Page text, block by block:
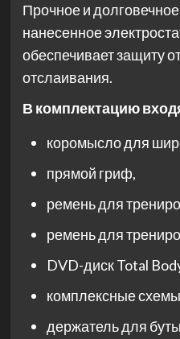
Прочное и
нанесенное
обеспечивает защиту
отслаивания.
В комплектацию
коромысло для
прямой гриф,
ремень для
ремень для
DVD-диск Total
комплексные
держатель для